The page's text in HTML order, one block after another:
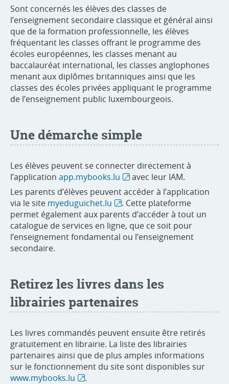
Sont concernés les élèves des classes de
l’enseignement secondaire classique et général ainsi
que de la formation professionnelle, les élèves
fréquentant les classes offrant le programme des
écoles européennes, les classes menant au
baccalauréat international, les classes anglophones
menant aux diplômes britanniques ainsi que les
classes des écoles privées appliquant le programme
de l’enseignement public luxembourgeois.
Une démarche simple
Les élèves peuvent se connecter directement à
l’application app.mybooks.lu
avec leur IAM.
Les parents d’élèves peuvent accéder à l’application
via le site myeduguichet.lu
. Cette plateforme
permet également aux parents d’accéder à tout un
catalogue de services en ligne, que ce soit pour
l’enseignement fondamental ou l’enseignement
secondaire.
Retirez les livres dans les
librairies partenaires
Les livres commandés peuvent ensuite être retirés
gratuitement en librairie. La liste des librairies
partenaires ainsi que de plus amples informations
sur le fonctionnement du site sont disponibles sur
www.mybooks.lu
.